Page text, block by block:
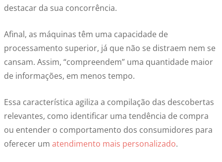
destacar da sua concorrência.
Afinal, as máquinas têm uma capacidade de
processamento superior, já que não se distraem nem se
cansam. Assim, “compreendem” uma quantidade maior
de informações, em menos tempo.
Essa característica agiliza a compilação das descobertas
relevantes, como identificar uma tendência de compra
ou entender o comportamento dos consumidores para
oferecer um atendimento mais personalizado.